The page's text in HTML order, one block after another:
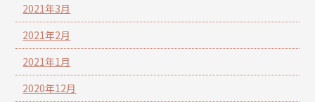
2021年3月
2021年2月
2021年1月
2020年12月